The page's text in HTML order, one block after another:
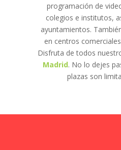
programación de
colegios e institutos,
ayuntamientos.
en centros
Disfruta de todos
Madrid. No lo dejes
plazas son